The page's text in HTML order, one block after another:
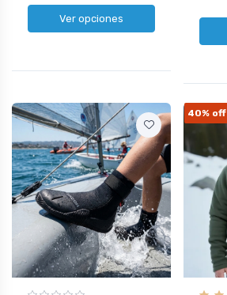
Ver opciones
40% off